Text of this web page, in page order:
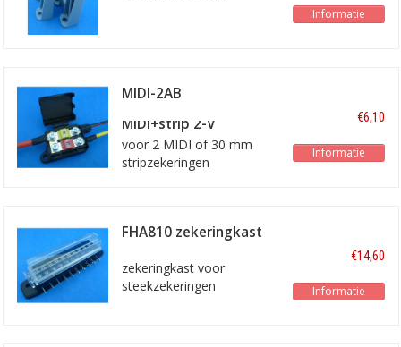
Informatie
MIDI-2AB
MIDI+strip 2-V
voor 2 MIDI of 30 mm
stripzekeringen
€6,10
Informatie
FHA810 zekeringkast
zekeringkast voor
steekzekeringen
€14,60
Informatie